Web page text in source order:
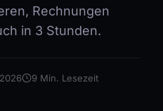
Rechnungen
in 3 Stunden.
9 Min. Lesezeit